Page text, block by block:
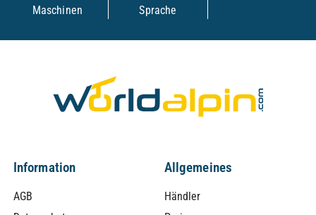
Maschinen
Sprache
Information
AGB
Allgemeines
Händler